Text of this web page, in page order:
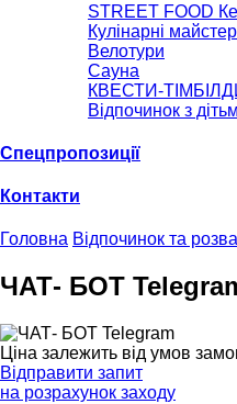
STREET FOOD
Кулінарні
Велотури
Сауна
КВЕСТИ-
Відпочинок з
Спецпропозиції
Контакти
Головна Відпочинок та
ЧАТ- БОТ
Ціна залежить від умов
Відправити запит
на розрахунок заходу